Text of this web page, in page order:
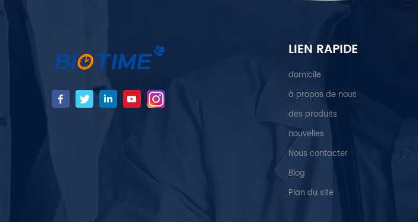
LIEN RAPIDE
domicile
à propos de nous
des produits
nouvelles
Nous contacter
Blog
Plan du site